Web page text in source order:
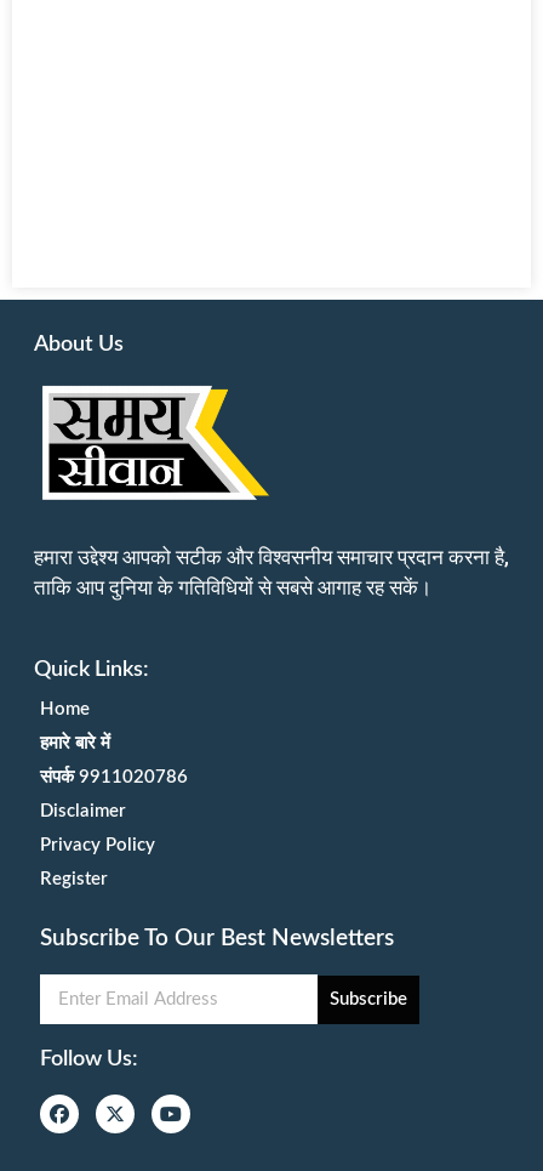
About Us
हमारा उद्देश्य आपको सटीक और विश्वसनीय समाचार प्रदान करना है,
ताकि आप दुनिया के गतिविधियों से सबसे आगाह रह सकें।
Quick Links:
Home
हमारे बारे में
संपर्क 9911020786
Disclaimer
Privacy Policy
Register
Subscribe To Our Best Newsletters
Subscribe
Follow Us: